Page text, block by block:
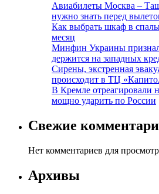
Авиабилеты Москва –
нужно знать перед
Как выбрать шкаф в
месяц
Минфин Украины
держится на западных
Сирены, экстренная
происходит в ТЦ
В Кремле отреагировали
мощно ударить по России
Свежие
Нет комментариев для
Архивы